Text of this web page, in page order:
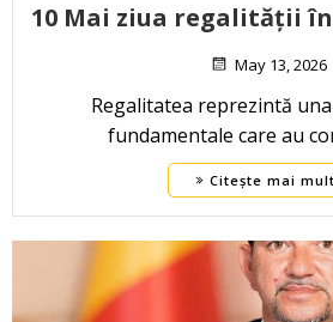
10 Mai ziua regalității
May 13, 2026
Regalitatea reprezintă
fundamentale care au
Citește mai